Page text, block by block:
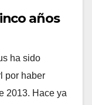
años
ha sido
por haber
2013. Hace ya